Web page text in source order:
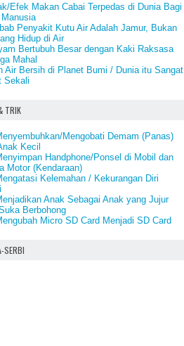
Efek Makan Cabai Terpedas di Dunia Bagi
Penyakit Kutu Air Adalah Jamur, Bukan
Hidup di Air
Bertubuh Besar dengan Kaki Raksasa
Mahal
Air Bersih di Planet Bumi / Dunia itu Sangat
Sekali
TRIK
Mengobati Demam (Panas)
Kecil
Handphone/Ponsel di Mobil dan
Motor (Kendaraan)
Kelemahan / Kekurangan Diri
Anak Sebagai Anak yang Jujur
Berbohong
Micro SD Card Menjadi SD Card
SERBI